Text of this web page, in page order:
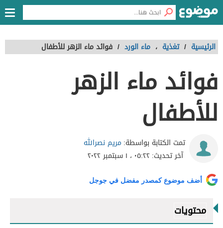
الرئيسية / تغذية ، ماء الورد / فوائد ماء الزهر للأطفال
فوائد ماء الزهر
للأطفال
تمت الكتابة بواسطة: مريم نصرالله
آخر تحديث:٠٥:٢٢ ، ١ سبتمبر ٢٠٢٢
أضف موضوع كمصدر مفضل في جوجل
محتويات